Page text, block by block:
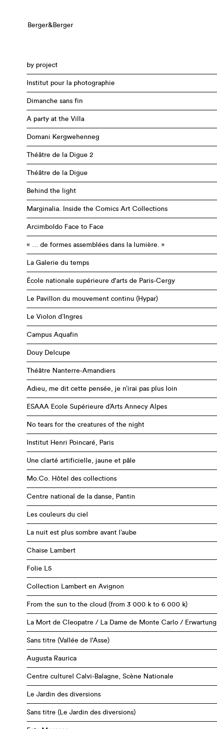
Berger&Berger
by project
Institut pour la photographie
Dimanche sans fin
A party at the Villa
Domani Kergwehenneg
Théâtre de la Digue 2
Théâtre de la Digue
Behind the light
Marginalia. Inside the Comics Art Collections
Arcimboldo Face to Face
« … de formes assemblées dans la lumière. »
La Galerie du temps
École nationale supérieure d'arts de Paris-Cergy
Le Pavillon du mouvement continu (Hypar)
Le Violon d’Ingres
Campus Aquafin
Douy Delcupe
Théâtre Nanterre-Amandiers
Adieu, me dit cette pensée, je n’irai pas plus loin
ESAAA Ecole Supérieure d’Arts Annecy Alpes
No tears for the creatures of the night
Institut Henri Poincaré, Paris
Une clarté artificielle, jaune et pâle
Mo.Co. Hôtel des collections
Centre national de la danse, Pantin
Les couleurs du ciel
La nuit est plus sombre avant l’aube
Chaise Lambert
Folie L5
Collection Lambert en Avignon
From the sun to the cloud (from 3 000 k to 6 000 k)
La Mort de Cleopatre / La Dame de Monte Carlo / Erwartung
Sans titre (Vallée de l'Asse)
Augusta Raurica
Centre culturel Calvi-Balagne, Scène Nationale
Le Jardin des diversions
Sans titre (Le Jardin des diversions)